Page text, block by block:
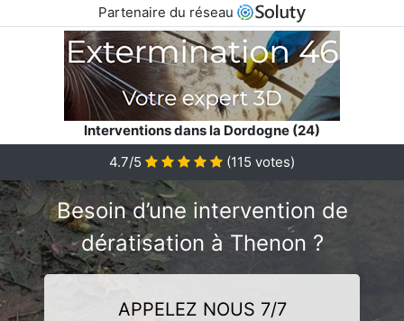
Partenaire du réseau
Interventions dans la Dordogne (24)
4.7/5
(115 votes)
Besoin d’une intervention de
dératisation à Thenon ?
APPELEZ NOUS 7/7